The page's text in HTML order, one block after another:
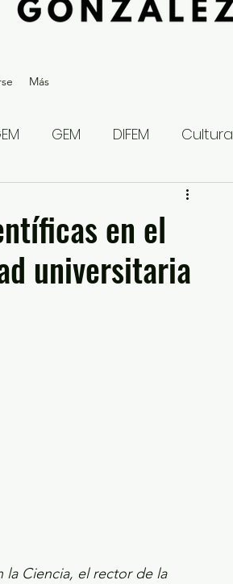
Más
GEM DIFEM Cultura
en el
universitaria
la Ciencia, el rector de la